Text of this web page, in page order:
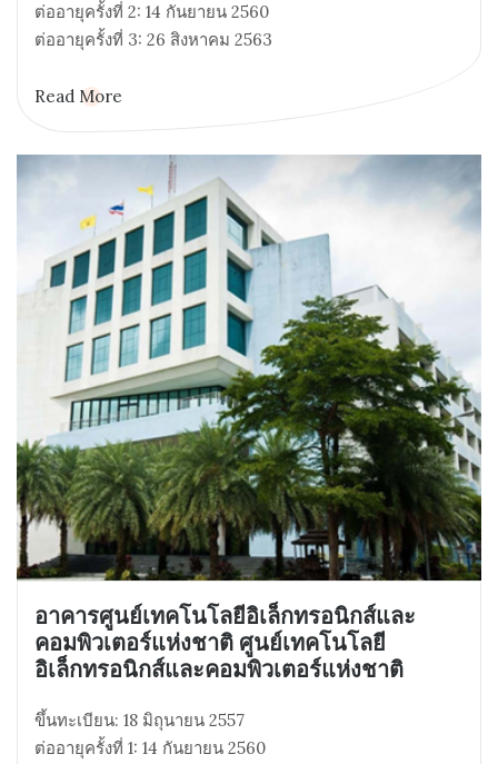
ต่ออายุครั้งที่ 2: 14 กันยายน 2560
ต่ออายุครั้งที่ 3: 26 สิงหาคม 2563
Read More
อาคารศูนย์เทคโนโลยีอิเล็กทรอนิกส์และ
คอมพิวเตอร์แห่งชาติ ศูนย์เทคโนโลยี
อิเล็กทรอนิกส์และคอมพิวเตอร์แห่งชาติ
ขึ้นทะเบียน: 18 มิถุนายน 2557
ต่ออายุครั้งที่ 1: 14 กันยายน 2560